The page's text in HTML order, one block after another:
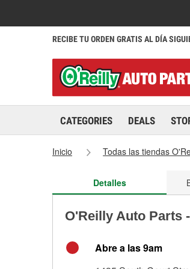
RECIBE TU ORDEN GRATIS AL DÍA
CATEGORIES DEALS
Inicio Todas las tiendas
Detalles
O'Reilly Auto Parts
Abre a las 9am